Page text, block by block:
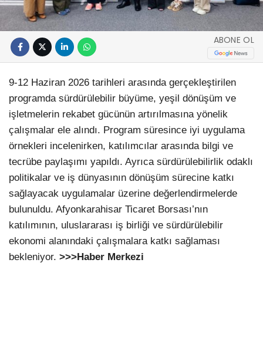
ABONE OL
9-12 Haziran 2026 tarihleri arasında gerçekleştirilen
programda sürdürülebilir büyüme, yeşil dönüşüm ve
işletmelerin rekabet gücünün artırılmasına yönelik
çalışmalar ele alındı. Program süresince iyi uygulama
örnekleri incelenirken, katılımcılar arasında bilgi ve
tecrübe paylaşımı yapıldı. Ayrıca sürdürülebilirlik odaklı
politikalar ve iş dünyasının dönüşüm sürecine katkı
sağlayacak uygulamalar üzerine değerlendirmelerde
bulunuldu. Afyonkarahisar Ticaret Borsası’nın
katılımının, uluslararası iş birliği ve sürdürülebilir
ekonomi alanındaki çalışmalara katkı sağlaması
bekleniyor. >>>Haber Merkezi